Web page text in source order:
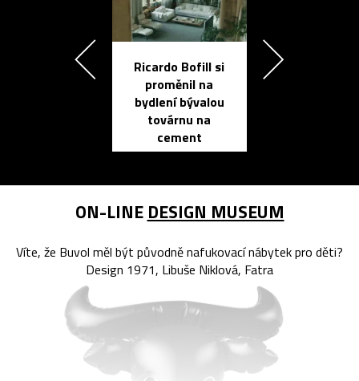
Ricardo Bofill si
proměnil na
bydlení bývalou
továrnu na
cement
ON-LINE DESIGN MUSEUM
Víte, že Buvol měl být původně nafukovací nábytek pro děti?
Design 1971, Libuše Niklová, Fatra